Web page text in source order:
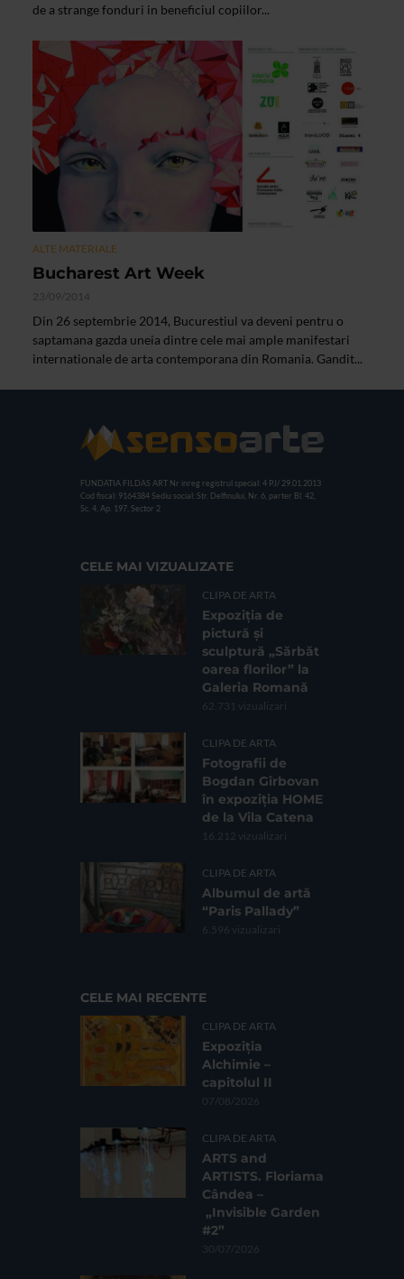
de a strange fonduri in beneficiul copiilor...
ALTE MATERIALE
Bucharest Art Week
23/09/2014
Din 26 septembrie 2014, Bucurestiul va deveni pentru o
saptamana gazda uneia dintre cele mai ample manifestari
internationale de arta contemporana din Romania. Gandit...
FUNDATIA FILDAS ART Nr inreg registrul special: 4 PJ/ 29.01.2013
Cod fiscal: 9164384 Sediu social: Str. Delfinului, Nr. 6, parter Bl. 42,
Sc. 4, Ap. 197, Sector 2
CELE MAI VIZUALIZATE
CLIPA DE ARTA
Expoziția de
pictură și
sculptură „Sărbăt
oarea florilor” la
Galeria Romană
62.731 vizualizari
CLIPA DE ARTA
Fotografii de
Bogdan Gîrbovan
în expoziția HOME
de la Vila Catena
16.212 vizualizari
CLIPA DE ARTA
Albumul de artă
“Paris Pallady”
6.596 vizualizari
CELE MAI RECENTE
CLIPA DE ARTA
Expoziția
Alchimie –
capitolul II
07/08/2026
CLIPA DE ARTA
ARTS and
ARTISTS. Floriama
Cândea –
„Invisible Garden
#2”
30/07/2026